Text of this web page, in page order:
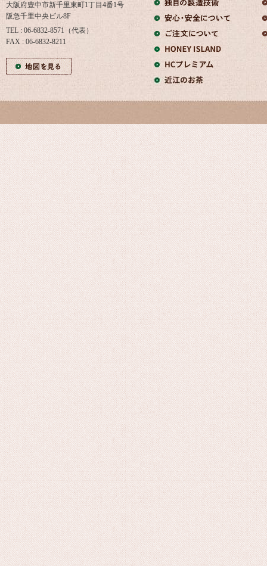
大阪府豊中市新千里東町1丁目4番1号
阪急千里中央ビル8F
TEL : 06-6832-8571（代表）
FAX : 06-6832-8211